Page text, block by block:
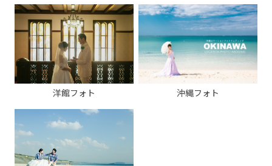
洋館フォト 沖縄フォト